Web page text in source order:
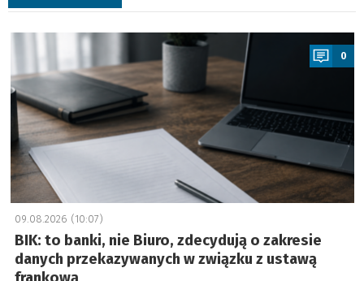
a
0
09.08.2026 (10:07)
BIK: to banki, nie Biuro, zdecydują o zakresie
danych przekazywanych w związku z ustawą